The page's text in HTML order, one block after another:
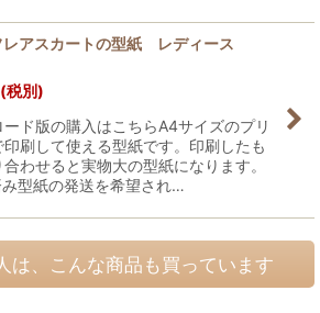
アスカートの型紙 レディース
(税別)
ード版の購入はこちらA4サイズのプリ
印刷して使える型紙です。印刷したも
わせると実物大の型紙になります。
型紙の発送を希望され…
は、こんな商品も買っています